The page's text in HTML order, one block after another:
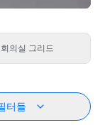
회의실 그리드
터들